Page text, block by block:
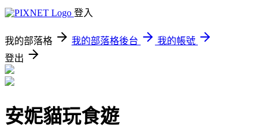
登入
我的部落格 我的部落格後台
我的帳號
登出
安妮貓玩食遊